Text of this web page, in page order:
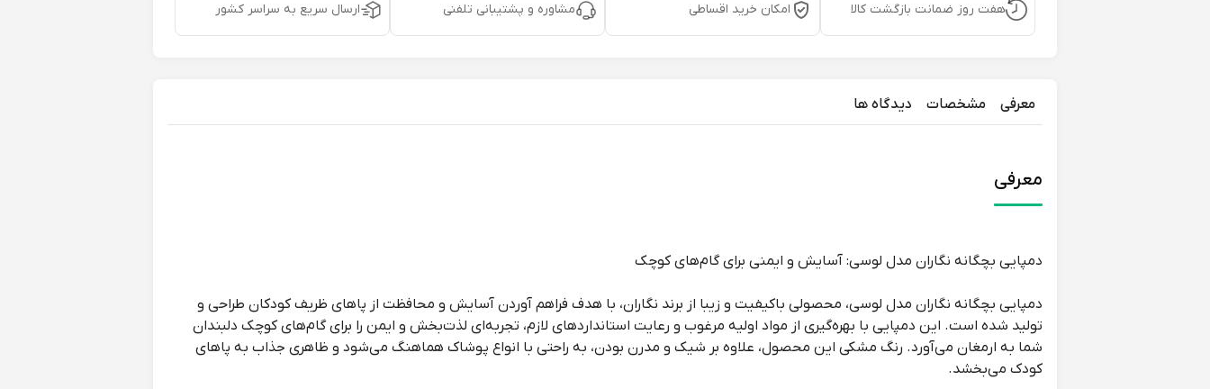
هفت روز ضمانت بازگشت کالا امکان خرید اقساطی مشاوره و پشتیبانی تلفنی ارسال سریع به سراسر کشور
معرفی مشخصات دیدگاه ها
معرفی
دمپایی بچگانه نگاران مدل لوسی: آسایش و ایمنی برای گام‌های کوچک
دمپایی بچگانه نگاران مدل لوسی، محصولی باکیفیت و زیبا از برند نگاران، با هدف فراهم آوردن آسایش و محافظت از پاهای ظریف کودکان طراحی و
تولید شده است. این دمپایی با بهره‌گیری از مواد اولیه مرغوب و رعایت استانداردهای لازم، تجربه‌ای لذت‌بخش و ایمن را برای گام‌های کوچک دلبندان
شما به ارمغان می‌آورد. رنگ مشکی این محصول، علاوه بر شیک و مدرن بودن، به راحتی با انواع پوشاک هماهنگ می‌شود و ظاهری جذاب به پاهای
کودک می‌بخشد.